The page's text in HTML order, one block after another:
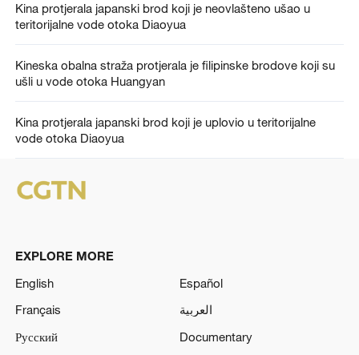
Kina protjerala japanski brod koji je neovlašteno ušao u
teritorijalne vode otoka Diaoyua
Kineska obalna straža protjerala je filipinske brodove koji su
ušli u vode otoka Huangyan
Kina protjerala japanski brod koji je uplovio u teritorijalne
vode otoka Diaoyua
EXPLORE MORE
English
Español
Français
العربية
Русский
Documentary